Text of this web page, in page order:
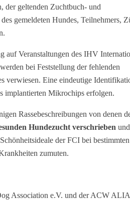
der geltenden Zuchtbuch- und
gemeldeten Hundes, Teilnehmers,
auf Veranstaltungen des IHV
bei Feststellung der fehlenden
verwiesen. Eine eindeutige
implantierten Mikrochips erfolgen.
Rassebeschreibungen von denen
Hundezucht verschrieben
der FCI bei bestimmten
zumuten.
Association e.V. und der ACW